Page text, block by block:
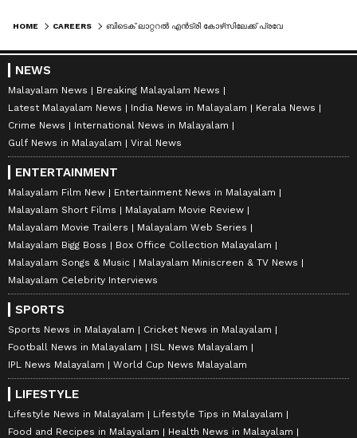
HOME CAREERS
NEWS
Malayalam News
Breaking Malayalam News
Latest Malayalam News
India News in Malayalam
Kerala News
Crime News
International News in Malayalam
Gulf News in Malayalam
Viral News
ENTERTAINMENT
Malayalam Film New
Entertainment News in Malayalam
Malayalam Short Films
Malayalam Movie Review
Malayalam Movie Trailers
Malayalam Web Series
Malayalam Bigg Boss
Box Office Collection Malayalam
Malayalam Songs & Music
Malayalam Miniscreen & TV News
Malayalam Celebrity Interviews
SPORTS
Sports News in Malayalam
Cricket News in Malayalam
Football News in Malayalam
ISL News Malayalam
IPL News Malayalam
World Cup News Malayalam
LIFESTYLE
Lifestyle News in Malayalam
Lifestyle Tips in Malayalam
Food and Recipes in Malayalam
Health News in Malayalam